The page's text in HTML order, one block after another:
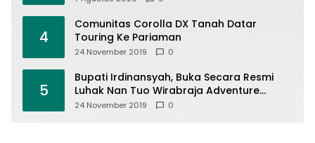
4
Comunitas Corolla DX Tanah Datar
Touring Ke Pariaman
24 November 2019 0
5
Bupati Irdinansyah, Buka Secara Resmi
Luhak Nan Tuo Wirabraja Adventure
Offroad 2019
24 November 2019 0